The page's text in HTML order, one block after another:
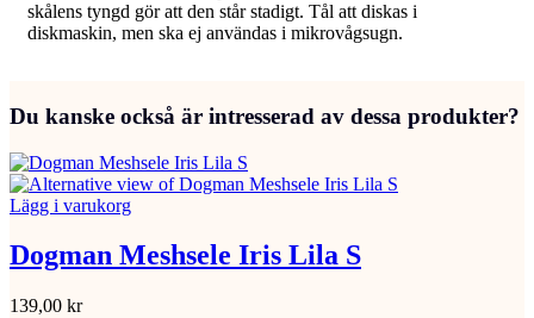
skålens tyngd gör att den står stadigt. Tål att diskas i
diskmaskin, men ska ej användas i mikrovågsugn.
Du kanske också är intresserad av dessa produkter?
Lägg i varukorg
Dogman Meshsele Iris Lila S
139,00 kr